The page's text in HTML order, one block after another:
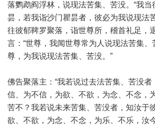
落鹦鹉阎浮林，说现法苦集、苦没。“我当
昙，若我诣沙门瞿昙者，彼必为我说现法
往彼郁鞞罗聚落，诣世尊所，稽首礼足，
言：“世尊，我闻世尊常为人说现法苦集
尊，为我说现法苦集、苦没。”
佛告聚落主：“我若说过去法苦集、苦没者
信、为不信，为欲、不欲，为念、不念，
苦不？我若说未来苦集、苦没者，知汝于
欲、不欲，为念、不念，为乐、不乐，汝